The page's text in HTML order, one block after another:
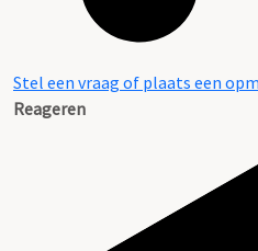
Stel een vraag of plaats een
Reageren